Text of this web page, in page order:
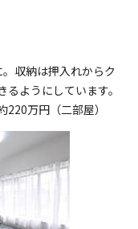
収納は押入れからク
ようにしています。
万円（二部屋）